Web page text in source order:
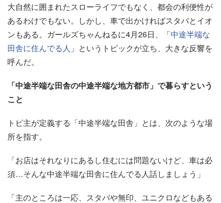
大自然に囲まれたスローライフでもなく、都会の利便性が
あるわけでもない。しかし、車で出かければスタバとイオ
ンもある。ガールズちゃんねるに4月26日、「中途半端な
田舎に住んでる人 」というトピックが立ち、大きな反響を
呼んだ。
「中途半端な田舎の中途半端な地方都市」で暮らすという
こと
トピ主が定義する「中途半端な田舎」とは、次のような場
所を指す。
「お店はそれなりにあるし住むには問題ないけど、車は必
須…そんな中途半端な田舎に住んでる人話しましょう」
「主のところは一応、スタバや無印、ユニクロなどもある